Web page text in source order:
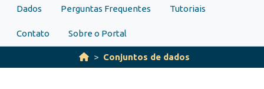
Dados Perguntas Frequentes Tutoriais
Contato Sobre o Portal
Conjuntos de dados